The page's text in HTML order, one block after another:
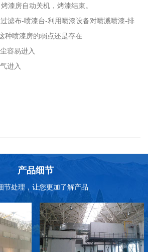
漆房自动关机，烤漆结束。
滤布-喷漆台-利用喷漆设备对喷溅喷漆-排
种喷漆房的弱点还是存在
容易进入
进入
产品细节
节处理，让您更加了解产品